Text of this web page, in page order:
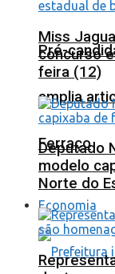
Pré-
amplia
Ferraço
Economia
Miss
concurso
feira (12)
Deputado
modelo
Norte do